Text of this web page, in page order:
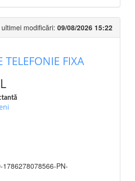
modificări: 09/08/2026 15:22
TELEFONIE FIXA
PN-